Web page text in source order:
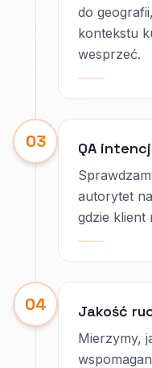
do
kontekstu
wesprzeć.
03 QA
autorytet
gdzie klient
04 Jakość
Mierzymy,